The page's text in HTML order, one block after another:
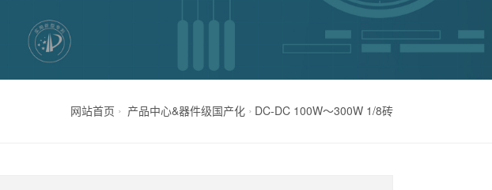
网站首页 产品中心&器件级国产化 DC-DC 100W～300W 1/8砖